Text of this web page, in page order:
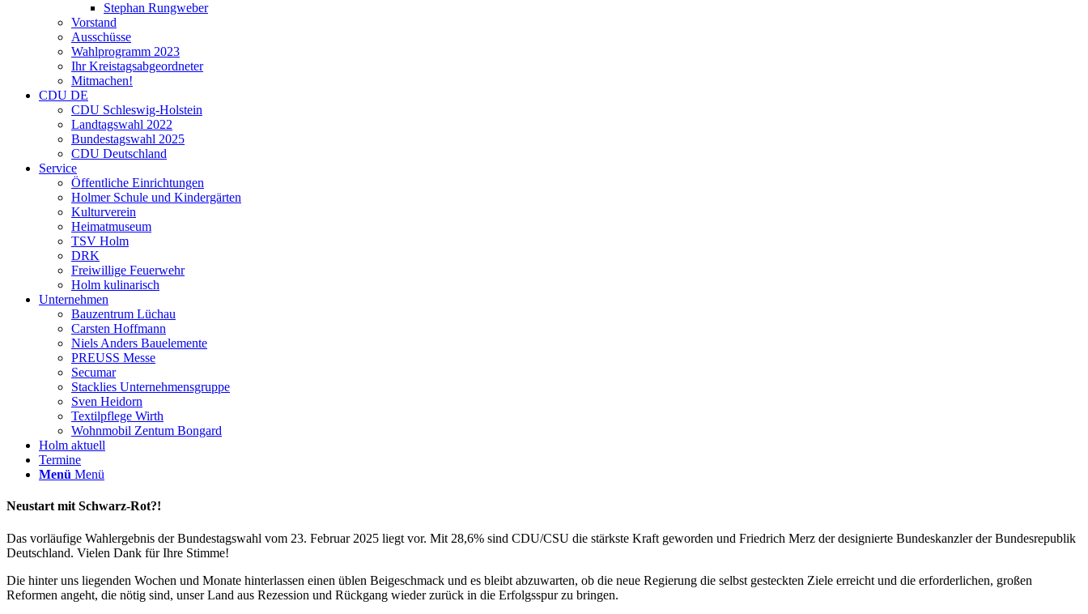
Stephan Rungweber
Vorstand
Ausschüsse
Wahlprogramm 2023
Ihr Kreistagsabgeordneter
Mitmachen!
CDU DE
CDU Schleswig-Holstein
Landtagswahl 2022
Bundestagswahl 2025
CDU Deutschland
Service
Öffentliche Einrichtungen
Holmer Schule und Kindergärten
Kulturverein
Heimatmuseum
TSV Holm
DRK
Freiwillige Feuerwehr
Holm kulinarisch
Unternehmen
Bauzentrum Lüchau
Carsten Hoffmann
Niels Anders Bauelemente
PREUSS Messe
Secumar
Stacklies Unternehmensgruppe
Sven Heidorn
Textilpflege Wirth
Wohnmobil Zentum Bongard
Holm aktuell
Termine
Menü Menü
Neustart mit Schwarz-Rot?!
Das vorläufige Wahlergebnis der Bundestagswahl vom 23. Februar 2025 liegt vor. Mit 28,6% sind CDU/CSU die stärkste Kraft geworden und Friedrich Merz der designierte Bundeskanzler der Bundesrepublik
Deutschland. Vielen Dank für Ihre Stimme!
Die hinter uns liegenden Wochen und Monate hinterlassen einen üblen Beigeschmack und es bleibt abzuwarten, ob die neue Regierung die selbst gesteckten Ziele erreicht und die erforderlichen, großen
Reformen angeht, die nötig sind, unser Land aus Rezession und Rückgang wieder zurück in die Erfolgsspur zu bringen.